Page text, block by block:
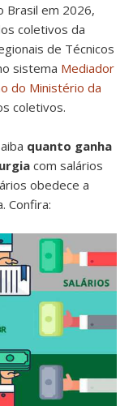
Brasil em 2026,
coletivos da
de Técnicos
sistema Mediador
do Ministério da
coletivos.
quanto ganha
com salários
obedece a
Confira: